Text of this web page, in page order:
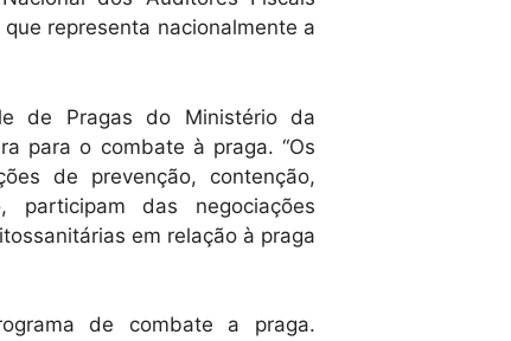
representa nacionalmente a
de Pragas do Ministério da
para o combate à praga. “Os
de prevenção, contenção,
participam das negociações
em relação à praga
de combate a praga.